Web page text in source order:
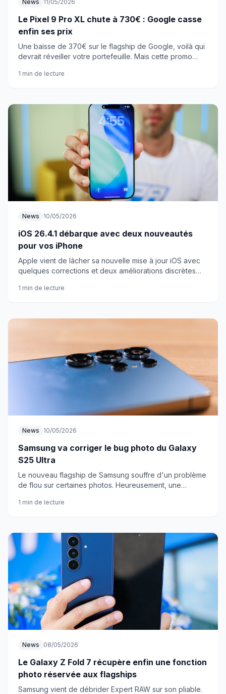
News 11/05/2026
Le Pixel 9 Pro XL chute à 730€ : Google casse
enfin ses prix
Une baisse de 370€ sur le flagship de Google, voilà qui
devrait réveiller votre portefeuille. Mais cette promo
1 min de lecture
News 10/05/2026
iOS 26.4.1 débarque avec deux nouveautés
pour vos iPhone
Apple vient de lâcher sa nouvelle mise à jour iOS avec
quelques corrections et deux améliorations discrètes
1 min de lecture
News 10/05/2026
Samsung va corriger le bug photo du Galaxy
S25 Ultra
Le nouveau flagship de Samsung souffre d'un problème
de flou sur certaines photos. Heureusement, une
1 min de lecture
News 08/05/2026
Le Galaxy Z Fold 7 récupère enfin une fonction
photo réservée aux flagships
Samsung vient de débrider Expert RAW sur son pliable.